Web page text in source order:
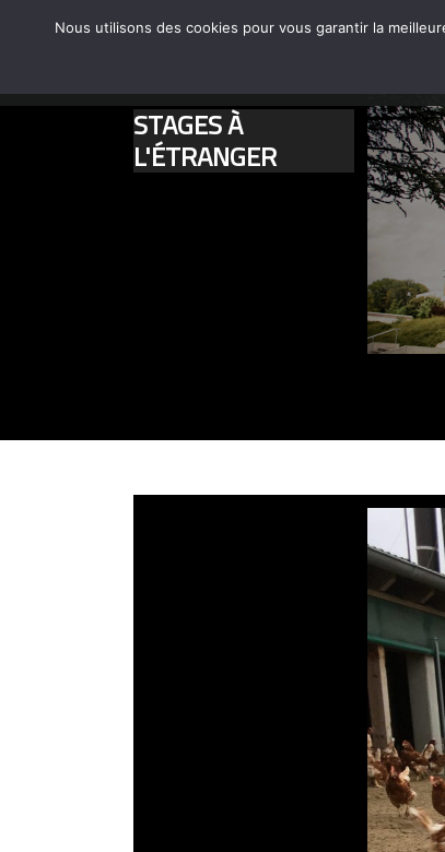
STAGES À
L'ÉTRANGER
Nous utilisons des cookies pour vous garantir la